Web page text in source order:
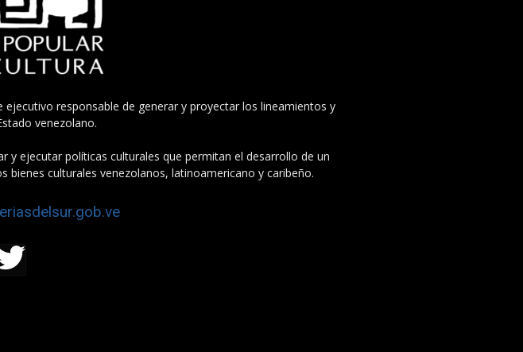
responsable de generar y proyectar los lineamientos y
venezolano.
y ejecutar políticas culturales que permitan el desarrollo de un
culturales venezolanos, latinoamericano y caribeño.